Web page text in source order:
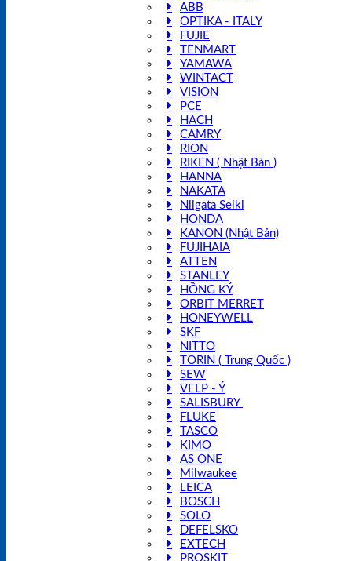
ABB
OPTIKA - ITALY
FUJIE
TENMART
YAMAWA
WINTACT
VISION
PCE
HACH
CAMRY
RION
RIKEN ( Nhật Bản )
HANNA
NAKATA
Niigata Seiki
HONDA
KANON (Nhật Bản)
FUJIHAIA
ATTEN
STANLEY
HỒNG KÝ
ORBIT MERRET
HONEYWELL
SKF
NITTO
TORIN ( Trung Quốc )
SEW
VELP - Ý
SALISBURY
FLUKE
TASCO
KIMO
AS ONE
Milwaukee
LEICA
BOSCH
SOLO
DEFELSKO
EXTECH
PROSKIT